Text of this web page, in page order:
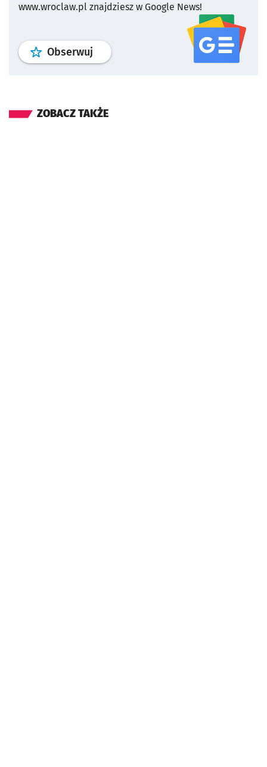
www.wroclaw.pl znajdziesz w Google News!
Obserwuj profil serwisu
ZOBACZ TAKŻE